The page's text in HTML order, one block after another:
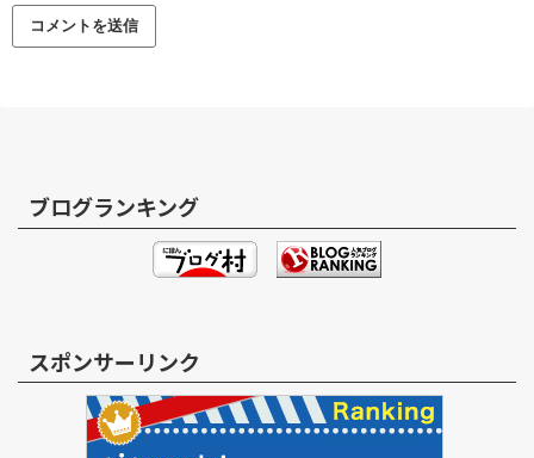
ブログランキング
スポンサーリンク